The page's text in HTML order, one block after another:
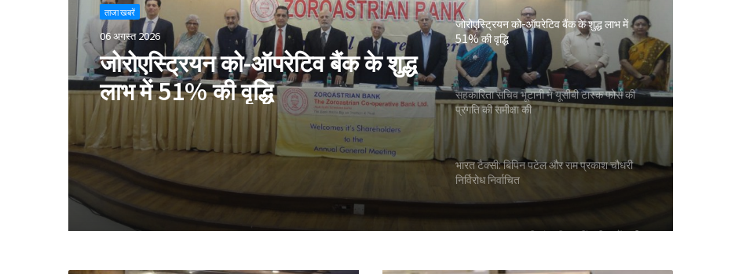
ताजा खबरें
06 अगस्त 2026
जोरोएस्ट्रियन को-ऑपरेटिव बैंक के शुद्ध
लाभ में 51% की वृद्धि
जोरोएस्ट्रियन को-ऑपरेटिव बैंक के शुद्ध लाभ में
51% की वृद्धि
सहकारिता सचिव भूटानी ने यूसीबी टास्क फोर्स की
प्रगति की समीक्षा की
भारत टैक्सी: बिपिन पटेल और राम प्रकाश चौधरी
निर्विरोध निर्वाचित
गुजरात राज्य सहकारी संघ की 67वीं एजीएम में अमीन